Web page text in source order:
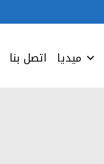
ميديا اتصل بنا